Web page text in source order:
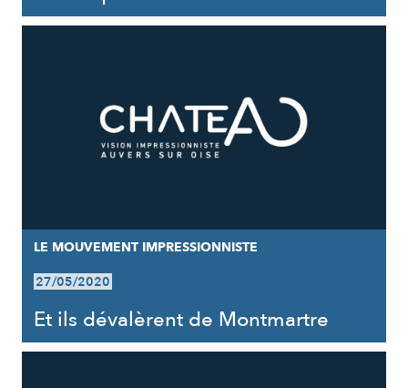
LE MOUVEMENT IMPRESSIONNISTE
27/05/2020
Et ils dévalèrent de Montmartre